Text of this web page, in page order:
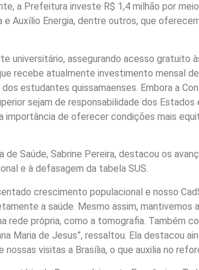
a Prefeitura investe R$ 1,4 milhão por
e Auxílio Energia, dentre outros, que
universitário, assegurando acesso gratuito
recebe atualmente investimento mensal
estudantes quissamaenses. Embora a
sejam de responsabilidade dos Estados
de oferecer condições mais
Saúde, Sabrine Pereira, destacou os
e à defasagem da tabela SUS.
crescimento populacional e nosso
a saúde. Mesmo assim, mantivemos
rede própria, como a tomografia. Também
Maria de Jesus”, ressaltou. Ela destacou
visitas a Brasília, o que auxilia no